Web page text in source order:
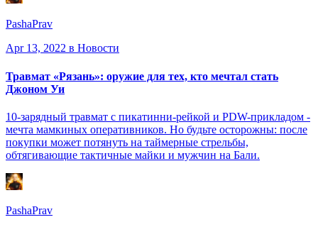
PashaPrav
Apr 13, 2022 в Новости
Травмат «Рязань»: оружие для тех, кто мечтал стать
Джоном Уи
10-зарядный травмат с пикатинни-рейкой и PDW-прикладом -
мечта мамкиных оперативников. Но будьте осторожны: после
покупки может потянуть на таймерные стрельбы,
обтягивающие тактичные майки и мужчин на Бали.
PashaPrav